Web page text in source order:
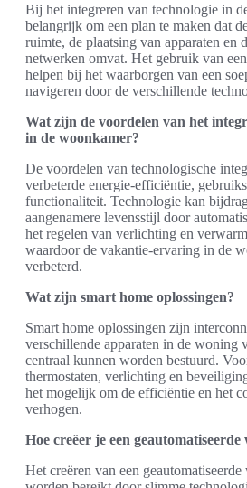
Bij het integreren van technologie in
belangrijk om een plan te maken dat
ruimte, de plaatsing van apparaten en
netwerken omvat. Het gebruik van
helpen bij het waarborgen van een
navigeren door de verschillende
Wat zijn de voordelen van het
in de woonkamer?
De voordelen van technologische
verbeterde energie-efficiëntie,
functionaliteit. Technologie kan
aangenamere levensstijl door
het regelen van verlichting en
waardoor de vakantie-ervaring in de
verbeterd.
Wat zijn smart home oplossingen?
Smart home oplossingen zijn
verschillende apparaten in de woning
centraal kunnen worden bestuurd.
thermostaten, verlichting en
het mogelijk om de efficiëntie en het
verhogen.
Hoe creëer je een
Het creëren van een